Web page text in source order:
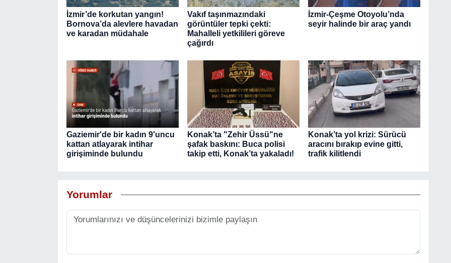
İzmir’de korkutan yangın!
Bornova’da alevlere havadan
ve karadan müdahale
Vakıf taşınmazındaki
görüntüler tepki çekti:
Mahalleli yetkilileri göreve
çağırdı
İzmir-Çeşme Otoyolu’nda
seyir halinde bir araç yandı
Gaziemir'de bir kadın 9'uncu
kattan atlayarak intihar
girişiminde bulundu
Konak’ta "Zehir Üssü"ne
şafak baskını: Buca polisi
takip etti, Konak’ta yakaladı!
Konak’ta yol krizi: Sürücü
aracını bırakıp evine gitti,
trafik kilitlendi
Yorumlar